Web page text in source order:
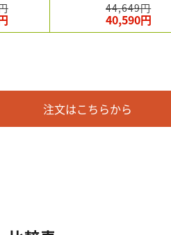
44,649円
40,590円
注文はこちらから